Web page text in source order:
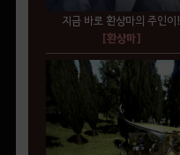
지금 바로 환상마의 주인이!
[환상마]